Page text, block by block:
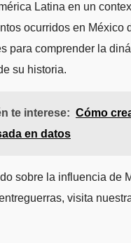
Latina en un
ocurridos en México
para comprender la
su historia.
te interese: Cómo
en datos
sobre la influencia de
visita